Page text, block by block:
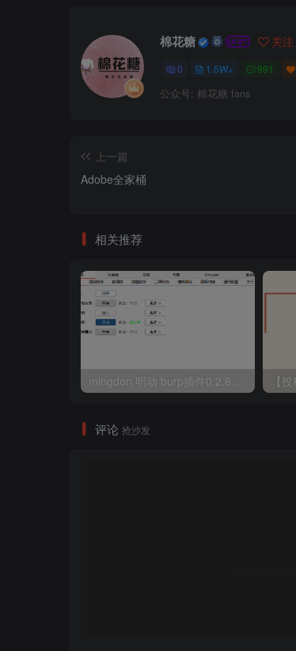
棉花糖 关注
0 1.5W+ 991
公众号: 棉花糖 fans
上一篇
Adobe全家桶
相关推荐
评论 抢沙发